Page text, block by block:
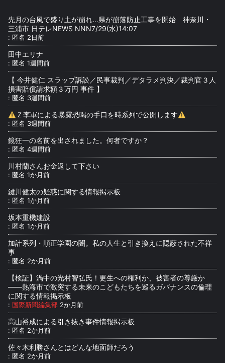
先月の台風で盛り土が崩れ…県が崩落防止工事を開始 神奈川・
三浦市 日テレNEWS NNN7/29(水)14:07
: 匿名 2日前
田中エリナ
: 匿名 1週間前
【 今井健仁 スラップ訴訟／民事裁判／デタラメ判決／裁判官３人
損害賠償請求額３万円 事件 】
: 匿名 3週間前
Ｚ李軍による暴露恐喝の手口を時系列で公開します
: 匿名 3週間前
鏡狂一の名前を出されました。何者ですか？
: 匿名 4週間前
川村蘭さんお金返して下さい
: 匿名 1か月前
鍵川健太の疑惑に関する情報掲示板
: 匿名 1か月前
坂本重機建設
: 匿名 1か月前
加計系列・順正学園の闇。私の人生と引き換えに隠蔽された不祥
事
: 匿名 2か月前
【検証】渦中の光村智弘氏！更生への権利か、被害者の尊厳か
――熱海市で激突する未来のこどもたちを巡るガバナンスの倫理
に関する情報掲示板
: 国際新聞編集部 2か月前
高山裕成による引き抜き事件情報掲示板
: 匿名 2か月前
佐々木利勝さんとはどんな地面師だろう
: 匿名 2か月前